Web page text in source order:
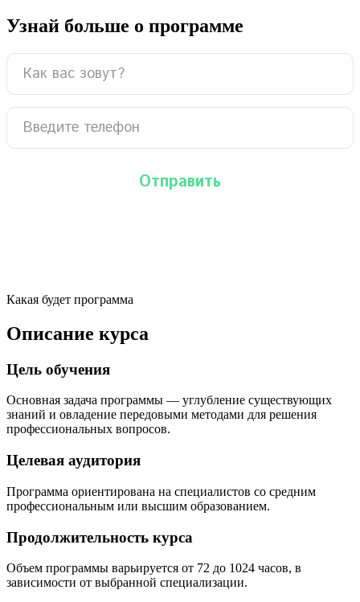
Узнай больше о программе
Какая будет программа
Описание курса
Цель обучения
Основная задача программы — углубление существующих
знаний и овладение передовыми методами для решения
профессиональных вопросов.
Целевая аудитория
Программа ориентирована на специалистов со средним
профессиональным или высшим образованием.
Продолжительность курса
Объем программы варьируется от 72 до 1024 часов, в
зависимости от выбранной специализации.